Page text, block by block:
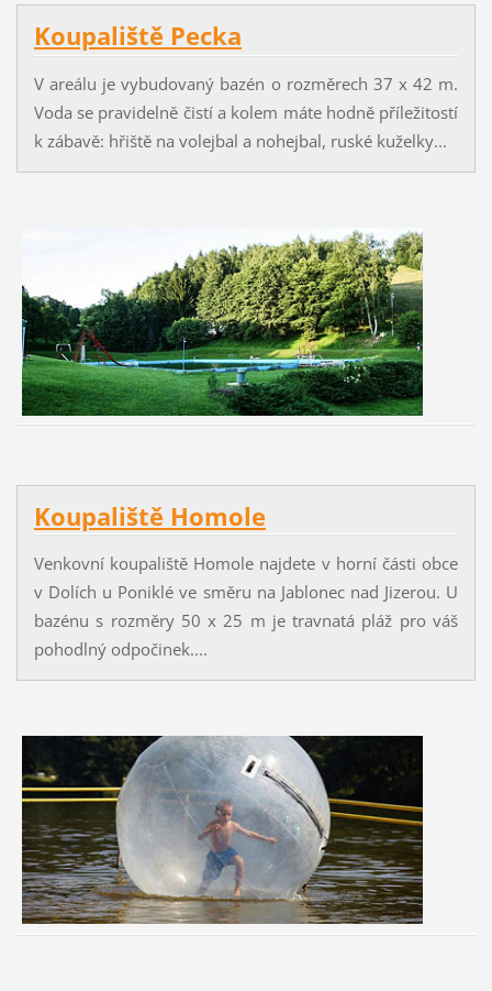
Koupaliště Pecka
V areálu je vybudovaný bazén o rozměrech 37 x 42 m.
Voda se pravidelně čistí a kolem máte hodně příležitostí
k zábavě: hřiště na volejbal a nohejbal, ruské kuželky...
Koupaliště Homole
Venkovní koupaliště Homole najdete v horní části obce
v Dolích u Poniklé ve směru na Jablonec nad Jizerou. U
bazénu s rozměry 50 x 25 m je travnatá pláž pro váš
pohodlný odpočinek....